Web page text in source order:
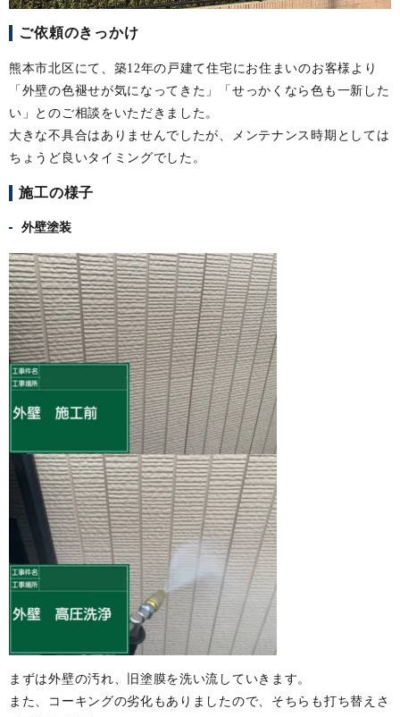
ご依頼のきっかけ
熊本市北区にて、築12年の戸建て住宅にお住まいのお客様より
「外壁の色褪せが気になってきた」「せっかくなら色も一新した
い」とのご相談をいただきました。
大きな不具合はありませんでしたが、メンテナンス時期としては
ちょうど良いタイミングでした。
施工の様子
外壁塗装
まずは外壁の汚れ、旧塗膜を洗い流していきます。
また、コーキングの劣化もありましたので、そちらも打ち替えさ